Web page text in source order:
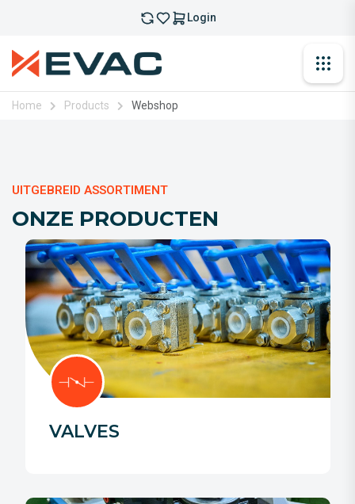
Login
Home Products Webshop
UITGEBREID ASSORTIMENT
ONZE PRODUCTEN
VALVES